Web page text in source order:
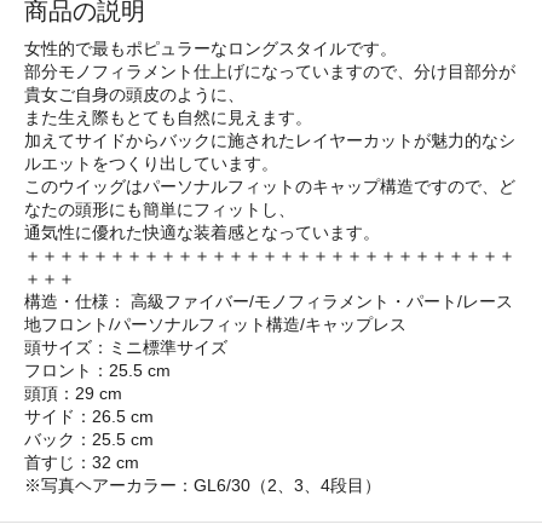
商品の説明
女性的で最もポピュラーなロングスタイルです。
部分モノフィラメント仕上げになっていますので、分け目部分が
貴女ご自身の頭皮のように、
また生え際もとても自然に見えます。
加えてサイドからバックに施されたレイヤーカットが魅力的なシ
ルエットをつくり出しています。
このウイッグはパーソナルフィットのキャップ構造ですので、ど
なたの頭形にも簡単にフィットし、
通気性に優れた快適な装着感となっています。
＋＋＋＋＋＋＋＋＋＋＋＋＋＋＋＋＋＋＋＋＋＋＋＋＋＋＋＋＋
＋＋＋
構造・仕様： 高級ファイバー/モノフィラメント・パート/レース
地フロント/パーソナルフィット構造/キャップレス
頭サイズ：ミニ標準サイズ
フロント：25.5 cm
頭頂：29 cm
サイド：26.5 cm
バック：25.5 cm
首すじ：32 cm
※写真ヘアーカラー：GL6/30（2、3、4段目）